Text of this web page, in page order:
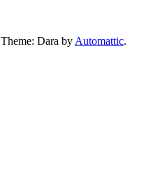
Theme: Dara by Automattic.